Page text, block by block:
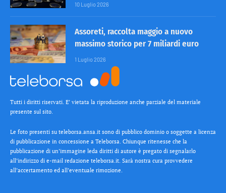
10 Luglio 2026
Assoreti, raccolta maggio a nuovo
massimo storico per 7 miliardi euro
1 Luglio 2026
Tutti i diritti riservati. E’ vietata la riproduzione anche parziale del materiale
presente sul sito.
Le foto presenti su teleborsa.ansa.it sono di pubblico dominio o soggette a licenza
di pubblicazione in concessione a Teleborsa. Chiunque ritenesse che la
pubblicazione di un’immagine leda diritti di autore è pregato di segnalarlo
all’indirizzo di e-mail redazione teleborsa.it. Sarà nostra cura provvedere
all’accertamento ed all’eventuale rimozione.